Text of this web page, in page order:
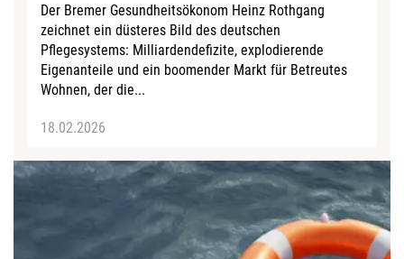
Der Bremer Gesundheitsökonom Heinz Rothgang
zeichnet ein düsteres Bild des deutschen
Pflegesystems: Milliardendefizite, explodierende
Eigenanteile und ein boomender Markt für Betreutes
Wohnen, der die...
18.02.2026